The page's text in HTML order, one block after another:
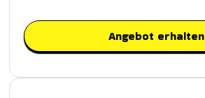
Angebot erhalten